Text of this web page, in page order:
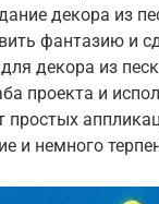
декора из
фантазию и
декора из
проекта и
простых
и немного